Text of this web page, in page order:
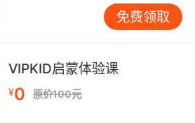
更丰富，涉及计划、观点表达
plans for the weekend?”
library.” “What do you think
“It’s interesting.” 教学的具
：选择孩子熟悉的日常场景，
学、睡觉。每个场景准备2-3
长示范：家长可先与孩子听录
免费领取
VIPKID启蒙体验课
¥0 原价100元